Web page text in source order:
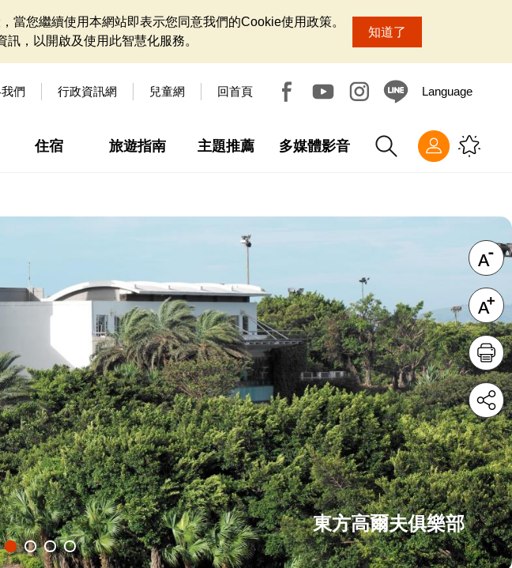
您繼續使用本網站即表示您同意我們的Cookie使用政策。
，以開啟及使用此智慧化服務。
知道了
們 行政資訊網 兒童網 回首頁 Language
住宿 旅遊指南 主題推薦 多媒體影音
東方高爾夫俱樂部